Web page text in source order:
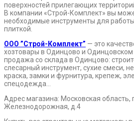
поверхностей прилегающих
В компании «Строй-Комплект» вы
необходимые инструменты для
плиткой.
ООО ”Строй-Комплект” — это
хозтовары в Одинцово и Одинцовском
продажа со склада в Одинцово:
слесарный инструмент, сухие смеси,
краска, замки и фурнитура, крепеж,
спецодежда…
Адрес магазина: Московская область,
Железнодорожная, д.4